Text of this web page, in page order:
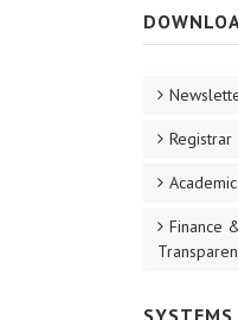
Registrar
Finance